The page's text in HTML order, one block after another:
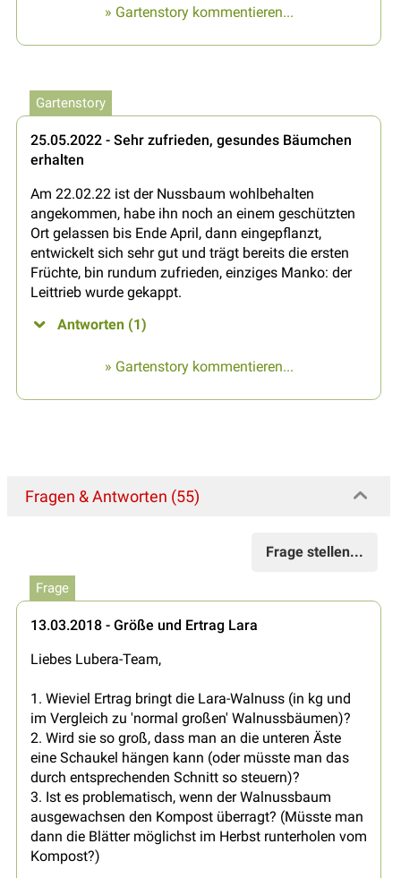
» Gartenstory kommentieren...
Gartenstory
25.05.2022 - Sehr zufrieden, gesundes Bäumchen
erhalten
Am 22.02.22 ist der Nussbaum wohlbehalten
angekommen, habe ihn noch an einem geschützten
Ort gelassen bis Ende April, dann eingepflanzt,
entwickelt sich sehr gut und trägt bereits die ersten
Früchte, bin rundum zufrieden, einziges Manko: der
Leittrieb wurde gekappt.
Antworten (1)
» Gartenstory kommentieren...
Fragen & Antworten (55)
Frage stellen...
Frage
13.03.2018 - Größe und Ertrag Lara
Liebes Lubera-Team,
1. Wieviel Ertrag bringt die Lara-Walnuss (in kg und
im Vergleich zu 'normal großen' Walnussbäumen)?
2. Wird sie so groß, dass man an die unteren Äste
eine Schaukel hängen kann (oder müsste man das
durch entsprechenden Schnitt so steuern)?
3. Ist es problematisch, wenn der Walnussbaum
ausgewachsen den Kompost überragt? (Müsste man
dann die Blätter möglichst im Herbst runterholen vom
Kompost?)